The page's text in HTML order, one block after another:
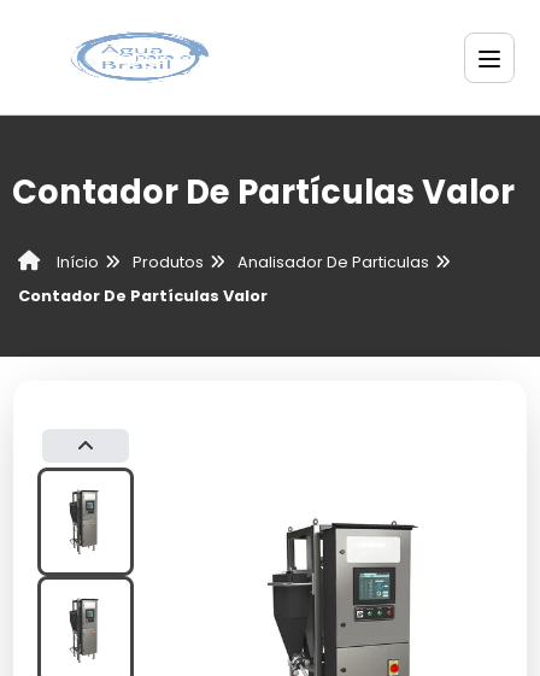
Contador De Partículas Valor
Início Produtos
Analisador De Particulas
Contador De Partículas Valor